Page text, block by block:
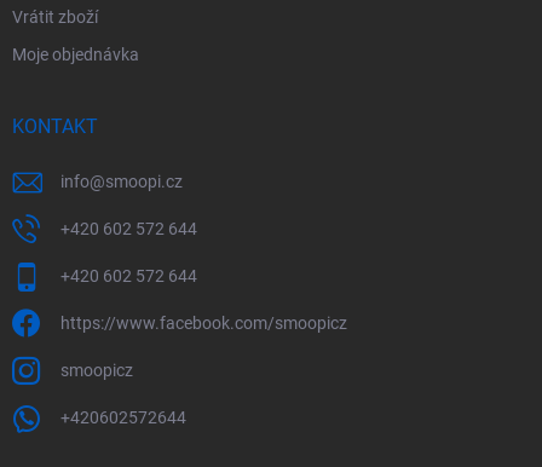
Vrátit zboží
Moje objednávka
KONTAKT
info@smoopi.cz
+420 602 572 644
+420 602 572 644
https://www.facebook.com/smoopicz
smoopicz
+420602572644